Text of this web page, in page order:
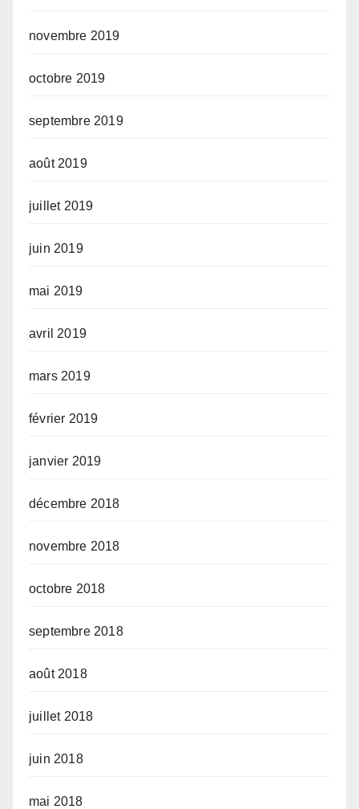
novembre 2019
octobre 2019
septembre 2019
août 2019
juillet 2019
juin 2019
mai 2019
avril 2019
mars 2019
février 2019
janvier 2019
décembre 2018
novembre 2018
octobre 2018
septembre 2018
août 2018
juillet 2018
juin 2018
mai 2018